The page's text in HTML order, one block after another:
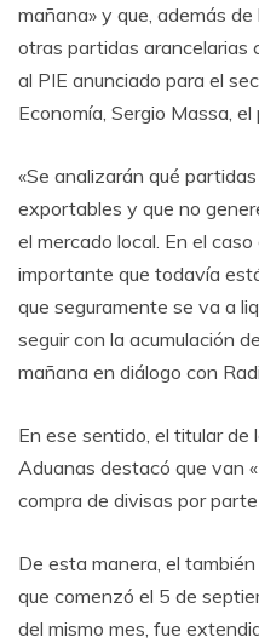
mañana» y que, además
otras partidas arancelarias
al PIE anunciado para el
Economía, Sergio Massa,
«Se analizarán qué
exportables y que no
el mercado local. En el
importante que todavía
que seguramente se va a
seguir con la acumulación
mañana en diálogo con
En ese sentido, el titular de
Aduanas destacó que van
compra de divisas por
De esta manera, el
que comenzó el 5 de
del mismo mes, fue